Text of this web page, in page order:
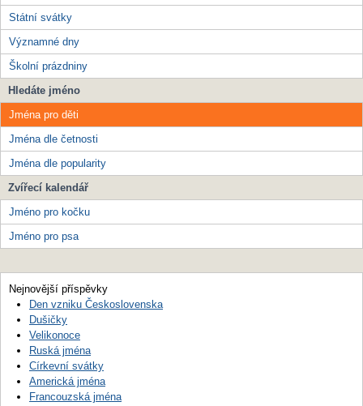
Státní svátky
Významné dny
Školní prázdniny
Hledáte jméno
Jména pro děti
Jména dle četnosti
Jména dle popularity
Zvířecí kalendář
Jméno pro kočku
Jméno pro psa
Nejnovější příspěvky
Den vzniku Československa
Dušičky
Velikonoce
Ruská jména
Církevní svátky
Americká jména
Francouzská jména